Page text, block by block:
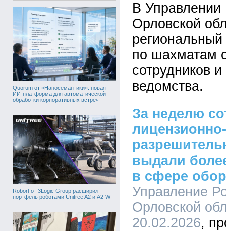
Quorum от «Наносемантики»: новая
ИИ-платформа для автоматической
обработки корпоративных встреч
Robort от 3Logic Group расширил
портфель роботами Unitree A2 и A2-W
В Управлении
Орловской
по шахматам
сотрудников
ведомства.
За неделю
лицензионно-
выдали
в сфере
Управление
Орловской
20.02.2026